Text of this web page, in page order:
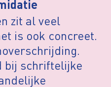
zit al veel
is ook concreet.
bij schriftelijke